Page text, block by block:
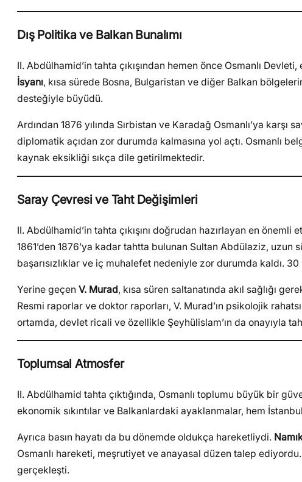
Dış Politika ve Balkan Bunalımı
II. Abdülhamid’in tahta çıkışından hemen önce Osmanlı
İsyanı, kısa sürede Bosna, Bulgaristan ve diğer Balkan
desteğiyle büyüdü.
Ardından 1876 yılında Sırbistan ve Karadağ Osmanlı’ya
diplomatik açıdan zor durumda kalmasına yol açtı. Osmanlı
kaynak eksikliği sıkça dile getirilmektedir.
Saray Çevresi ve Taht Değişimleri
II. Abdülhamid’in tahta çıkışını doğrudan hazırlayan en önemli
1861’den 1876’ya kadar tahtta bulunan Sultan Abdülaziz, uzun
başarısızlıklar ve iç muhalefet nedeniyle zor durumda kaldı.
Yerine geçen V. Murad, kısa süren saltanatında akıl sağlığı
Resmi raporlar ve doktor raporları, V. Murad’ın psikolojik
ortamda, devlet ricali ve özellikle Şeyhülislam’ın da onayıyla
Toplumsal Atmosfer
II. Abdülhamid tahta çıktığında, Osmanlı toplumu büyük bir
ekonomik sıkıntılar ve Balkanlardaki ayaklanmalar, hem
Ayrıca basın hayatı da bu dönemde oldukça hareketliydi.
Osmanlı hareketi, meşrutiyet ve anayasal düzen talep
gerçekleşti.